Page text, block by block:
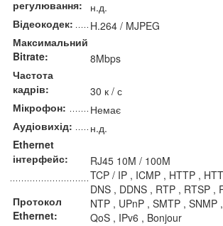
регулювання:
н.д.
Відеокодек:
H.264 / MJPEG
Максимальний
Bitrate:
8Mbps
Частота
кадрів:
30 к / с
Мікрофон:
Немає
Аудіовихід:
н.д.
Ethernet
інтерфейс:
RJ45 10M / 100M
Протокол
Ethernet:
TCP / IP , ICMP , HTTP ,
DNS , DDNS , RTP , RTSP ,
NTP , UPnP , SMTP , SNMP
QoS , IPv6 , Bonjour